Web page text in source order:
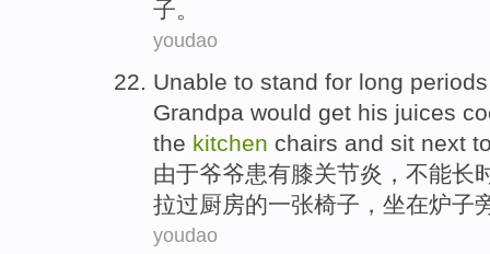
子。
youdao
Unable to stand for long periods
Grandpa would get his juices
the kitchen chairs and sit next
由于爷爷患有膝关节炎 ， 不能长
拉过厨房的一张椅子 ， 坐在炉子
youdao